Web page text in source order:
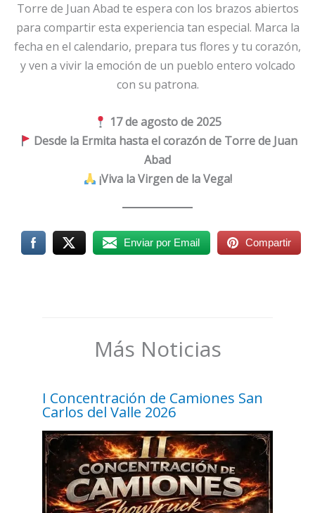
Torre de Juan Abad te espera con los brazos abiertos
para compartir esta experiencia tan especial. Marca la
fecha en el calendario, prepara tus flores y tu corazón,
y ven a vivir la emoción de un pueblo entero volcado
con su patrona.
17 de agosto de 2025
Desde la Ermita hasta el corazón de Torre de Juan
Abad
¡Viva la Virgen de la Vega!
Enviar por Email Compartir
Más Noticias
I Concentración de Camiones San
Carlos del Valle 2026